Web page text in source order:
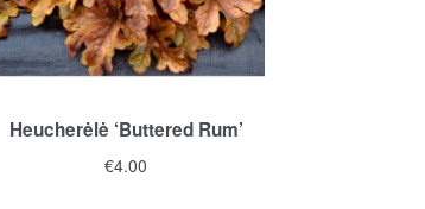
Heucherėlė ‘Buttered Rum’
€4.00